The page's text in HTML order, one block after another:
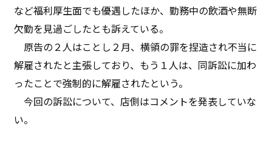
など福利厚生面でも優遇したほか、勤務中の飲酒や無断
欠勤を見過ごしたとも訴えている。
原告の２人はことし２月、横領の罪を捏造され不当に
解雇されたと主張しており、もう１人は、同訴訟に加わ
ったことで強制的に解雇されたという。
今回の訴訟について、店側はコメントを発表していな
い。